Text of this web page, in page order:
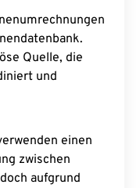
Quelle, die
und
einen
zwischen
aufgrund